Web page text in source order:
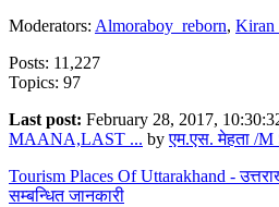
Moderators: Almoraboy_reborn, Kiran
Posts: 11,227
Topics: 97
Last post: February 28, 2017,
MAANA,LAST ... byएम.एस. मेहता /M
Tourism Places Of Uttarakhand -
सम्बन्धित जानकारी